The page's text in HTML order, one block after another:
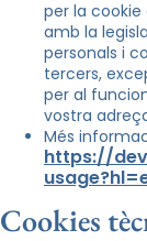
per la cookie
amb la
personals i
tercers,
per al
vostra
Més
https://
Cookies